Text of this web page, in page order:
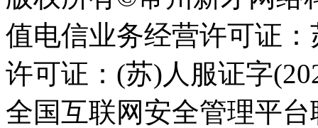
值电信业务经营许可证
许可证：(苏)人服证字
全国互联网安全管理平